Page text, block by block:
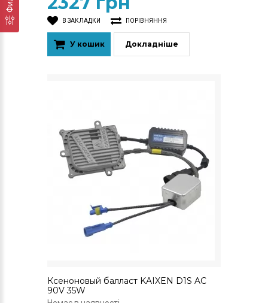
В ЗАКЛАДКИ ПОРІВНЯННЯ
У кошик Докладніше
Ксеноновый балласт KAIXEN D1S AC
90V 35W